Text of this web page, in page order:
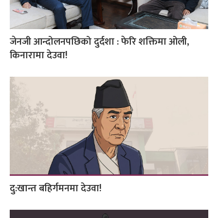
जेनजी आन्दोलनपछिको दुर्दशा : फेरि शक्तिमा ओली,
किनारामा देउवा!
दु:खान्त बहिर्गमनमा देउवा!